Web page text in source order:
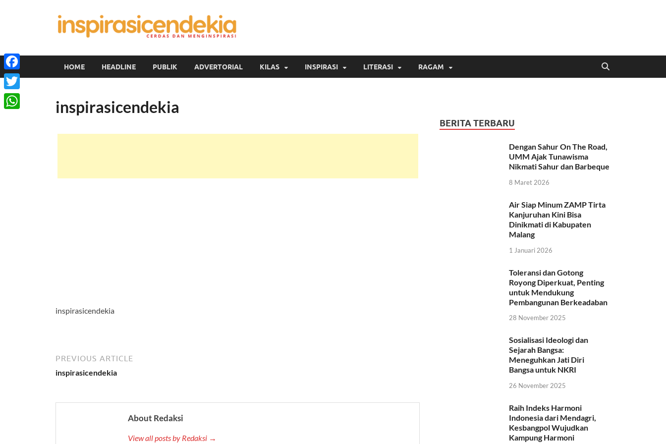
HOME HEADLINE PUBLIK ADVERTORIAL KILAS INSPIRASI LITERASI RAGAM
inspirasicendekia
inspirasicendekia
PREVIOUS ARTICLE
inspirasicendekia
About Redaksi
View all posts by Redaksi →
BERITA TERBARU
Dengan Sahur On The Road,
UMM Ajak Tunawisma
Nikmati Sahur dan Barbeque
8 Maret 2026
Air Siap Minum ZAMP Tirta
Kanjuruhan Kini Bisa
Dinikmati di Kabupaten
Malang
1 Januari 2026
Toleransi dan Gotong
Royong Diperkuat, Penting
untuk Mendukung
Pembangunan Berkeadaban
28 November 2025
Sosialisasi Ideologi dan
Sejarah Bangsa:
Meneguhkan Jati Diri
Bangsa untuk NKRI
26 November 2025
Raih Indeks Harmoni
Indonesia dari Mendagri,
Kesbangpol Wujudkan
Kampung Harmoni
Facebook
Twitter